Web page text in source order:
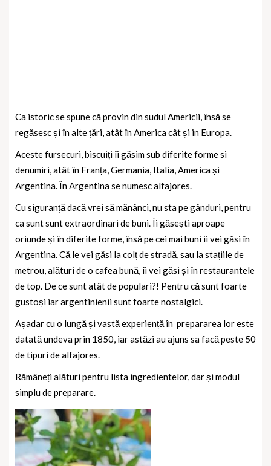
Ca istoric se spune că provin din sudul Americii, însă se
regăsesc și în alte țări, atât în America cât și in Europa.
Aceste fursecuri, biscuiți îi găsim sub diferite forme si
denumiri, atât în Franța, Germania, Italia, America și
Argentina. În Argentina se numesc alfajores.
Cu siguranță dacă vrei să mănânci, nu sta pe gânduri, pentru
ca sunt sunt extraordinari de buni. Îi găsești aproape
oriunde și în diferite forme, însă pe cei mai buni ii vei găsi în
Argentina. Că le vei găsi la colț de stradă, sau la stațiile de
metrou, alături de o cafea bună, îi vei găsi și în restaurantele
de top. De ce sunt atât de populari?! Pentru că sunt foarte
gustoși iar argentinienii sunt foarte nostalgici.
Așadar cu o lungă și vastă experiență în prepararea lor este
datată undeva prin 1850, iar astăzi au ajuns sa facă peste 50
de tipuri de alfajores.
Rămâneți alături pentru lista ingredientelor, dar și modul
simplu de preparare.